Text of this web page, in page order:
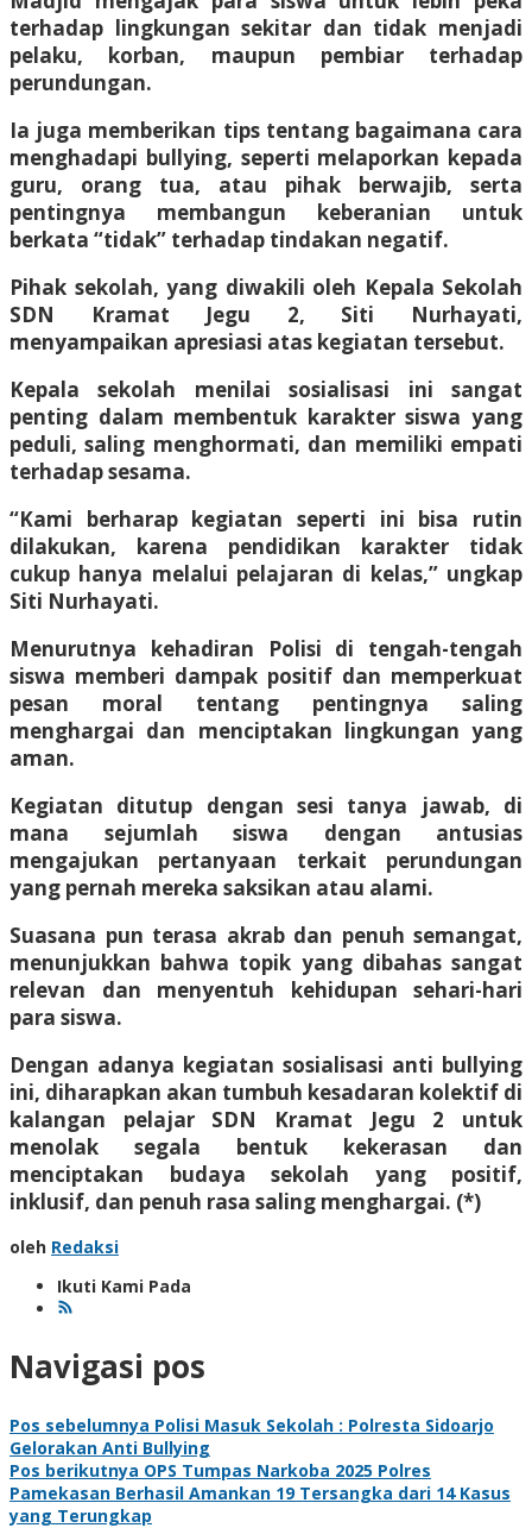
terhadap lingkungan sekitar dan tidak menjadi
pelaku, korban, maupun pembiar terhadap
perundungan.
Ia juga memberikan tips tentang bagaimana cara
menghadapi bullying, seperti melaporkan kepada
guru, orang tua, atau pihak berwajib, serta
pentingnya membangun keberanian untuk
berkata “tidak” terhadap tindakan negatif.
Pihak sekolah, yang diwakili oleh Kepala Sekolah
SDN Kramat Jegu 2, Siti Nurhayati,
menyampaikan apresiasi atas kegiatan tersebut.
Kepala sekolah menilai sosialisasi ini sangat
penting dalam membentuk karakter siswa yang
peduli, saling menghormati, dan memiliki empati
terhadap sesama.
“Kami berharap kegiatan seperti ini bisa rutin
dilakukan, karena pendidikan karakter tidak
cukup hanya melalui pelajaran di kelas,” ungkap
Siti Nurhayati.
Menurutnya kehadiran Polisi di tengah-tengah
siswa memberi dampak positif dan memperkuat
pesan moral tentang pentingnya saling
menghargai dan menciptakan lingkungan yang
aman.
Kegiatan ditutup dengan sesi tanya jawab, di
mana sejumlah siswa dengan antusias
mengajukan pertanyaan terkait perundungan
yang pernah mereka saksikan atau alami.
Suasana pun terasa akrab dan penuh semangat,
menunjukkan bahwa topik yang dibahas sangat
relevan dan menyentuh kehidupan sehari-hari
para siswa.
Dengan adanya kegiatan sosialisasi anti bullying
ini, diharapkan akan tumbuh kesadaran kolektif di
kalangan pelajar SDN Kramat Jegu 2 untuk
menolak segala bentuk kekerasan dan
menciptakan budaya sekolah yang positif,
inklusif, dan penuh rasa saling menghargai. (*)
oleh Redaksi
Ikuti Kami Pada
Navigasi pos
Pos sebelumnya Polisi Masuk Sekolah : Polresta Sidoarjo
Gelorakan Anti Bullying
Pos berikutnya OPS Tumpas Narkoba 2025 Polres
Pamekasan Berhasil Amankan 19 Tersangka dari 14 Kasus
yang Terungkap